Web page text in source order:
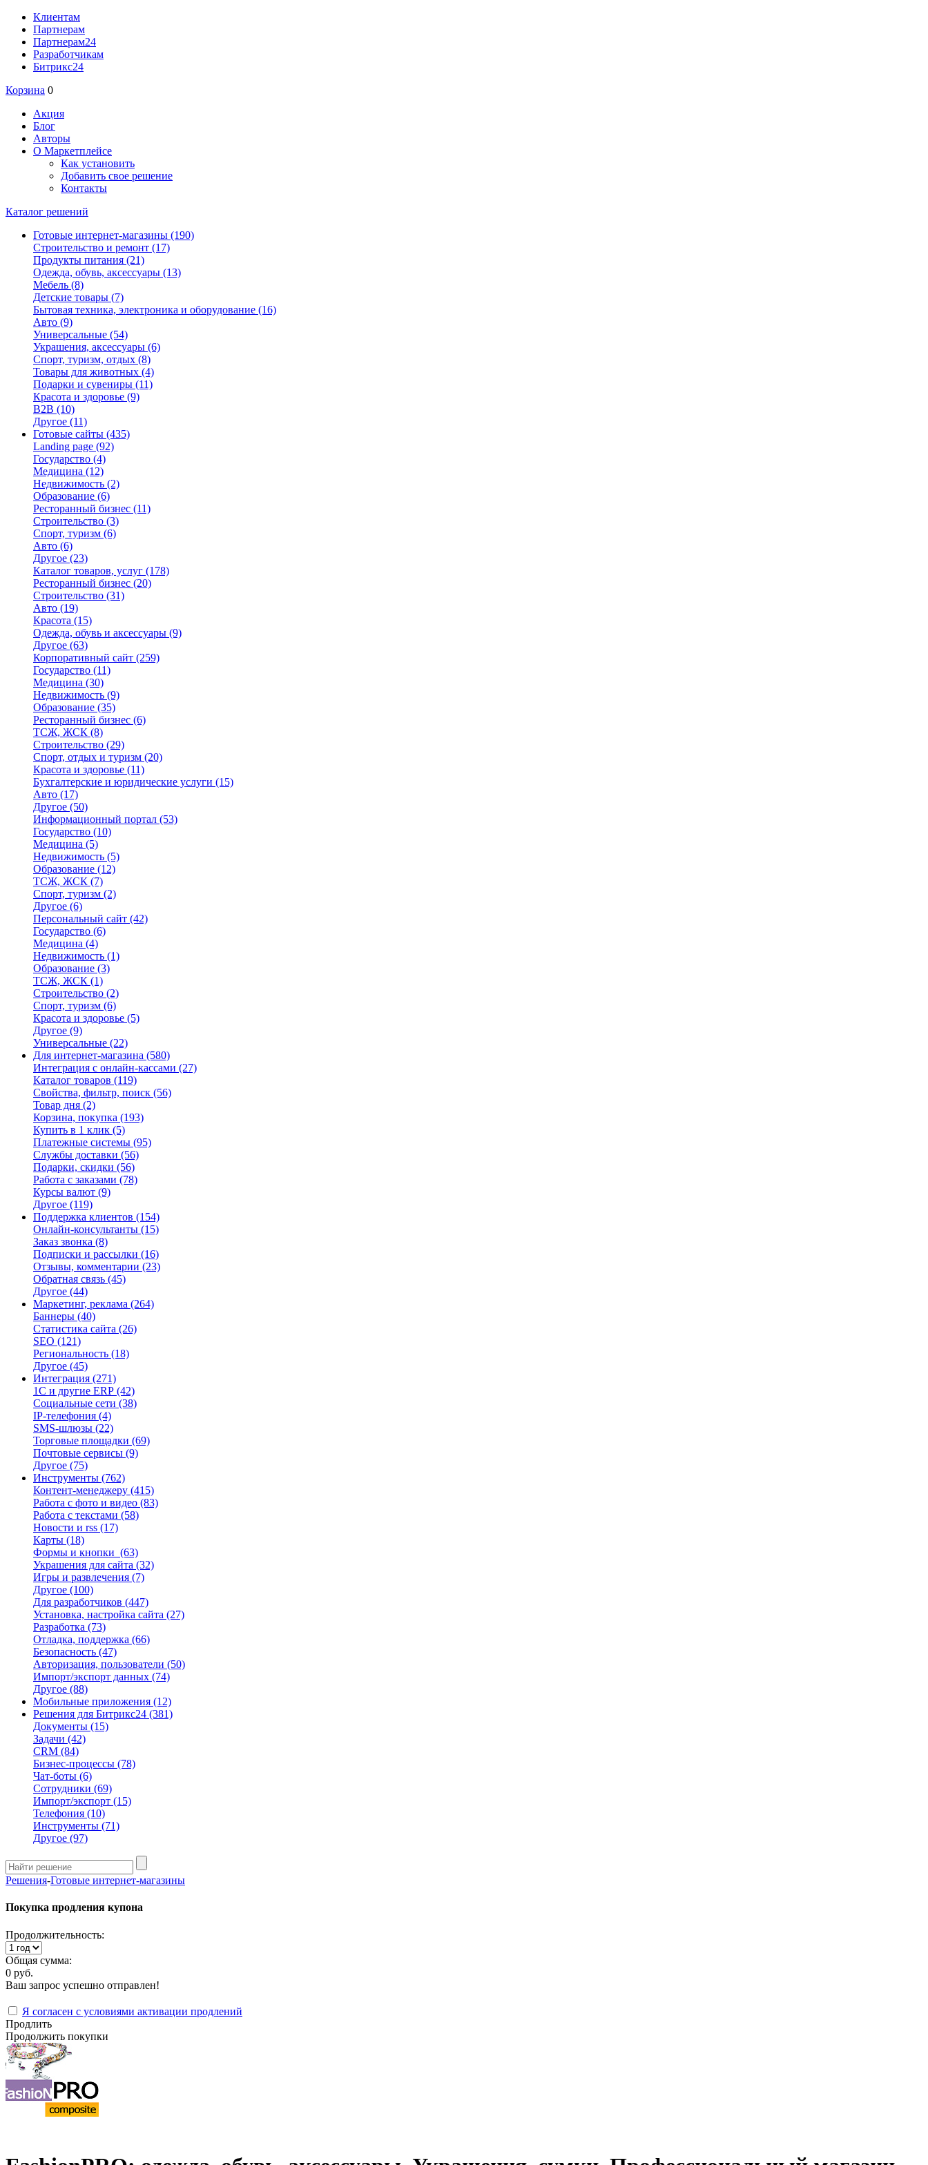
Клиентам
Партнерам
Партнерам24
Разработчикам
Битрикс24
Корзина 0
Акция
Блог
Авторы
О Маркетплейсе
Как установить
Добавить свое решение
Контакты
Каталог решений
Готовые интернет-магазины (190)
Строительство и ремонт (17)
Продукты питания (21)
Одежда, обувь, аксессуары (13)
Мебель (8)
Детские товары (7)
Бытовая техника, электроника и оборудование (16)
Авто (9)
Универсальные (54)
Украшения, аксессуары (6)
Спорт, туризм, отдых (8)
Товары для животных (4)
Подарки и сувениры (11)
Красота и здоровье (9)
B2B (10)
Другое (11)
Готовые сайты (435)
Landing page (92)
Государство (4)
Медицина (12)
Недвижимость (2)
Образование (6)
Ресторанный бизнес (11)
Строительство (3)
Спорт, туризм (6)
Авто (6)
Другое (23)
Каталог товаров, услуг (178)
Ресторанный бизнес (20)
Строительство (31)
Авто (19)
Красота (15)
Одежда, обувь и аксессуары (9)
Другое (63)
Корпоративный сайт (259)
Государство (11)
Медицина (30)
Недвижимость (9)
Образование (35)
Ресторанный бизнес (6)
ТСЖ, ЖСК (8)
Строительство (29)
Спорт, отдых и туризм (20)
Красота и здоровье (11)
Бухгалтерские и юридические услуги (15)
Авто (17)
Другое (50)
Информационный портал (53)
Государство (10)
Медицина (5)
Недвижимость (5)
Образование (12)
ТСЖ, ЖСК (7)
Спорт, туризм (2)
Другое (6)
Персональный сайт (42)
Государство (6)
Медицина (4)
Недвижимость (1)
Образование (3)
ТСЖ, ЖСК (1)
Строительство (2)
Спорт, туризм (6)
Красота и здоровье (5)
Другое (9)
Универсальные (22)
Для интернет-магазина (580)
Интеграция с онлайн-кассами (27)
Каталог товаров (119)
Свойства, фильтр, поиск (56)
Товар дня (2)
Корзина, покупка (193)
Купить в 1 клик (5)
Платежные системы (95)
Службы доставки (56)
Подарки, скидки (56)
Работа с заказами (78)
Курсы валют (9)
Другое (119)
Поддержка клиентов (154)
Онлайн-консультанты (15)
Заказ звонка (8)
Подписки и рассылки (16)
Отзывы, комментарии (23)
Обратная связь (45)
Другое (44)
Маркетинг, реклама (264)
Баннеры (40)
Статистика сайта (26)
SEO (121)
Региональность (18)
Другое (45)
Интеграция (271)
1С и другие ERP (42)
Социальные сети (38)
IP-телефония (4)
SMS-шлюзы (22)
Торговые площадки (69)
Почтовые сервисы (9)
Другое (75)
Инструменты (762)
Контент-менеджеру (415)
Работа с фото и видео (83)
Работа с текстами (58)
Новости и rss (17)
Карты (18)
Формы и кнопки (63)
Украшения для сайта (32)
Игры и развлечения (7)
Другое (100)
Для разработчиков (447)
Установка, настройка сайта (27)
Разработка (73)
Отладка, поддержка (66)
Безопасность (47)
Авторизация, пользователи (50)
Импорт/экспорт данных (74)
Другое (88)
Мобильные приложения (12)
Решения для Битрикс24 (381)
Документы (15)
Задачи (42)
CRM (84)
Бизнес-процессы (78)
Чат-боты (6)
Сотрудники (69)
Импорт/экспорт (15)
Телефония (10)
Инструменты (71)
Другое (97)
Решения-Готовые интернет-магазины
Покупка продления купона
Продолжительность:
Общая сумма:
0 руб.
Ваш запрос успешно отправлен!
Я согласен с условиями активации продлений
Продлить
Продолжить покупки